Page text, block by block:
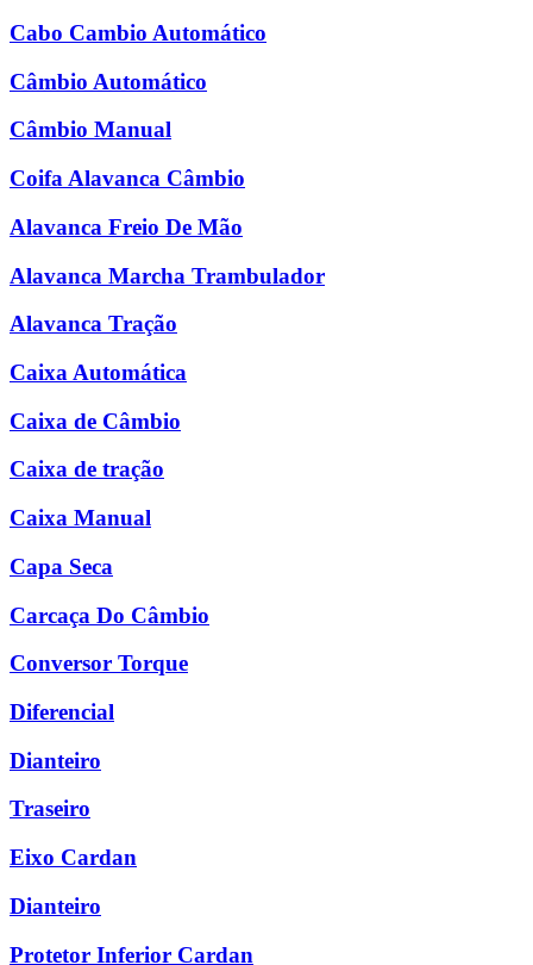
Cabo Cambio Automático
Câmbio Automático
Câmbio Manual
Coifa Alavanca Câmbio
Alavanca Freio De Mão
Alavanca Marcha Trambulador
Alavanca Tração
Caixa Automática
Caixa de Câmbio
Caixa de tração
Caixa Manual
Capa Seca
Carcaça Do Câmbio
Conversor Torque
Diferencial
Dianteiro
Traseiro
Eixo Cardan
Dianteiro
Protetor Inferior Cardan